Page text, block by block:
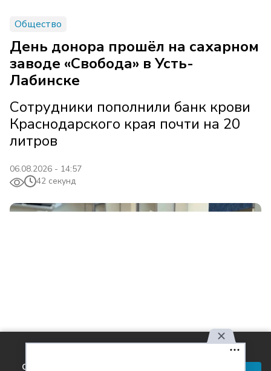
Общество
День донора прошёл на сахарном
заводе «Свобода» в Усть-
Лабинске
Сотрудники пополнили банк крови
Краснодарского края почти на 20
литров
06.08.2026 - 14:57
42 секунд
соглашаетесь с правилами